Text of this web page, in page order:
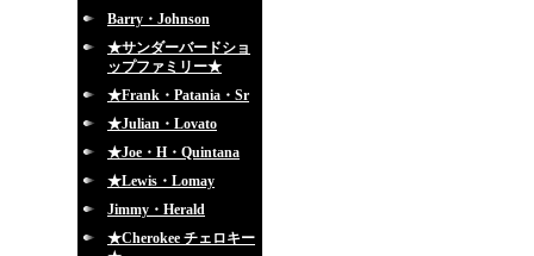
Barry・Johnson
★サンダーバードショ
ップファミリー★
★Frank・Patania・Sr
★Julian・Lovato
★Joe・H・Quintana
★Lewis・Lomay
Jimmy・Herald
★Cherokee チェロキー